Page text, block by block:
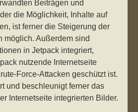
Beiträgen und
die Möglichkeit, Inhalte auf
ist ferner die Steigerung der
möglich. Außerdem sind
in Jetpack integriert,
nutzende Internetseite
Force-Attacken geschützt ist.
und beschleunigt ferner das
Internetseite integrierten Bilder.